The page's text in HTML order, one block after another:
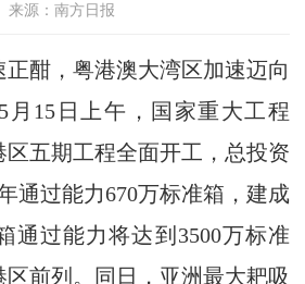
来源：南方日报
酣，粤港澳大湾区加速迈向
月15日上午，国家重大工程
五期工程全面开工，总投资
通过能力670万标准箱，建成
通过能力将达到3500万标准
前列。同日，亚洲最大耙吸